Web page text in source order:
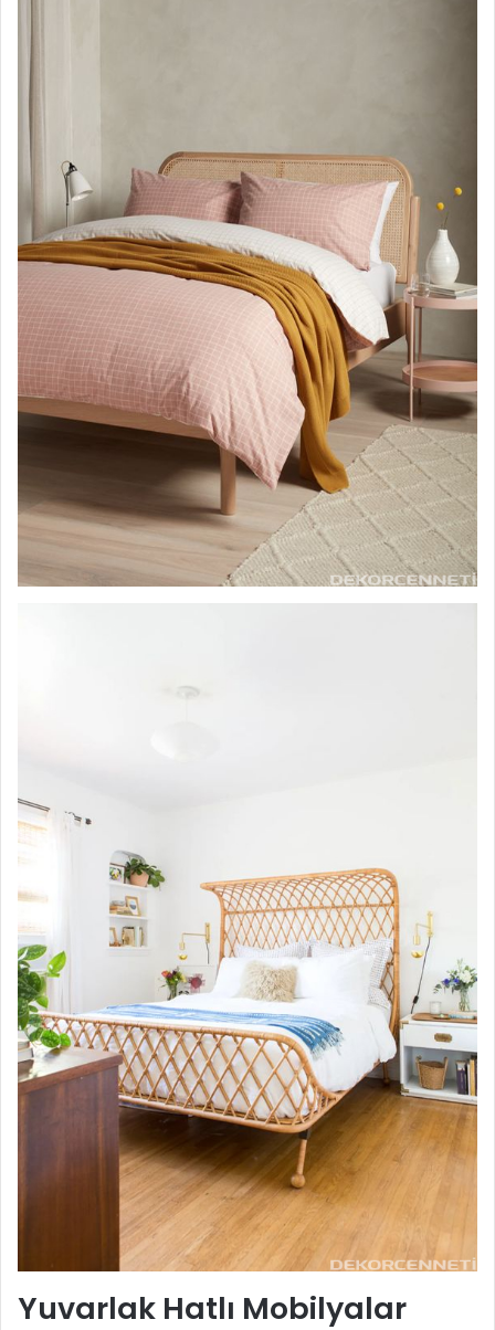
Yuvarlak Hatlı Mobilyalar